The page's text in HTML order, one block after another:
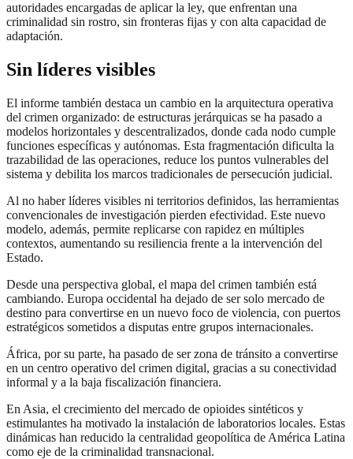
autoridades encargadas de aplicar la ley, que enfrentan una
criminalidad sin rostro, sin fronteras fijas y con alta capacidad de
adaptación.
Sin líderes visibles
El informe también destaca un cambio en la arquitectura operativa
del crimen organizado: de estructuras jerárquicas se ha pasado a
modelos horizontales y descentralizados, donde cada nodo cumple
funciones específicas y autónomas. Esta fragmentación dificulta la
trazabilidad de las operaciones, reduce los puntos vulnerables del
sistema y debilita los marcos tradicionales de persecución judicial.
Al no haber líderes visibles ni territorios definidos, las herramientas
convencionales de investigación pierden efectividad. Este nuevo
modelo, además, permite replicarse con rapidez en múltiples
contextos, aumentando su resiliencia frente a la intervención del
Estado.
Desde una perspectiva global, el mapa del crimen también está
cambiando. Europa occidental ha dejado de ser solo mercado de
destino para convertirse en un nuevo foco de violencia, con puertos
estratégicos sometidos a disputas entre grupos internacionales.
África, por su parte, ha pasado de ser zona de tránsito a convertirse
en un centro operativo del crimen digital, gracias a su conectividad
informal y a la baja fiscalización financiera.
En Asia, el crecimiento del mercado de opioides sintéticos y
estimulantes ha motivado la instalación de laboratorios locales. Estas
dinámicas han reducido la centralidad geopolítica de América Latina
como eje de la criminalidad transnacional.